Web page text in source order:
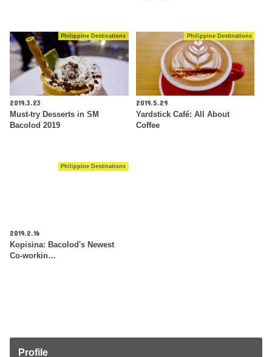
Philippine Destinations
2019.3.23
Must-try Desserts in SM
Bacolod 2019
Philippine Destinations
2019.5.29
Yardstick Café: All About
Coffee
Philippine Destinations
2019.2.16
Kopisina: Bacolod's Newest
Co-workin…
Profile